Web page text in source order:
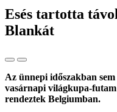
Esés tartotta
Blankát
Az ünnepi időszakban sem
vasárnapi világkupa-
rendeztek Belgiumban.